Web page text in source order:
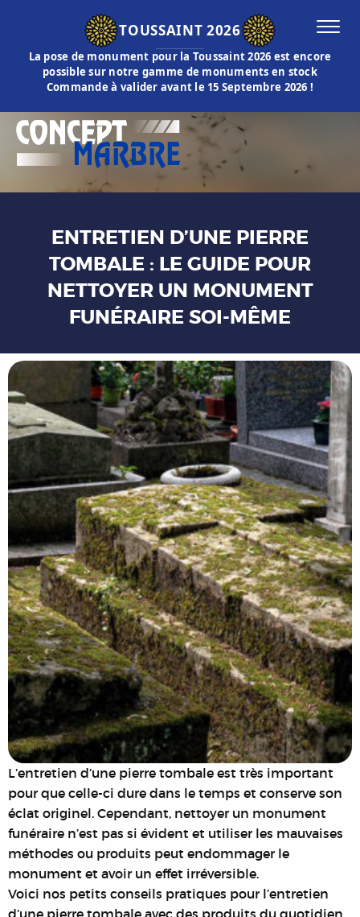
TOUSSAINT 2026
La pose de monument pour la Toussaint 2026 est encore
possible sur notre gamme de monuments en stock
Commande à valider avant le 15 Septembre 2026 !
ENTRETIEN D’UNE PIERRE
TOMBALE : LE GUIDE POUR
NETTOYER UN MONUMENT
FUNÉRAIRE SOI-MÊME
L’entretien d’une pierre tombale est très important
pour que celle-ci dure dans le temps et conserve son
éclat originel. Cependant, nettoyer un monument
funéraire n’est pas si évident et utiliser les mauvaises
méthodes ou produits peut endommager le
monument et avoir un effet irréversible.
Voici nos petits conseils pratiques pour l’entretien
d’une pierre tombale avec des produits du quotidien.